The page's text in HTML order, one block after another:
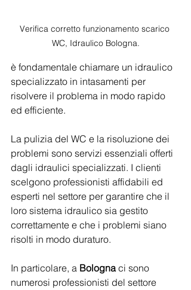
Verifica corretto funzionamento scarico
WC, Idraulico Bologna.
è fondamentale chiamare un idraulico
specializzato in intasamenti per
risolvere il problema in modo rapido
ed efficiente.
La pulizia del WC e la risoluzione dei
problemi sono servizi essenziali offerti
dagli idraulici specializzati. I clienti
scelgono professionisti affidabili ed
esperti nel settore per garantire che il
loro sistema idraulico sia gestito
correttamente e che i problemi siano
risolti in modo duraturo.
In particolare, a Bologna ci sono
numerosi professionisti del settore